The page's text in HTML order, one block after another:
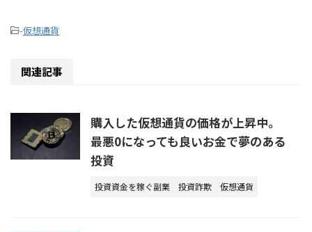
-仮想通貨
関連記事
購入した仮想通貨の価格が上昇中。
最悪0になっても良いお金で夢のある
投資
投資資金を稼ぐ副業 投資詐欺 仮想通貨